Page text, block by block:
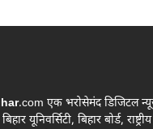
.com एक भरोसेमंद डिजिटल
यूनिवर्सिटी, बिहार बोर्ड,